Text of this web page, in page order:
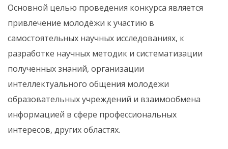
Основной целью проведения конкурса является
привлечение молодёжи к участию в
самостоятельных научных исследованиях, к
разработке научных методик и систематизации
полученных знаний, организации
интеллектуального общения молодежи
образовательных учреждений и взаимообмена
информацией в сфере профессиональных
интересов, других областях.